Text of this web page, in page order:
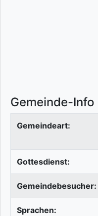
Gemeinde-Info
Gemeindeart:
Gottesdienst:
Gemeindebesucher:
Sprachen: